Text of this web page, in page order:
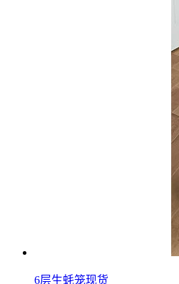
6层生蚝笼现货